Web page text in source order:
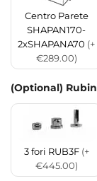
Centro Parete
SHAPAN170-
2xSHAPANA70 (+
€289.00)
(Optional)
3 fori RUB3F (+
€445.00)